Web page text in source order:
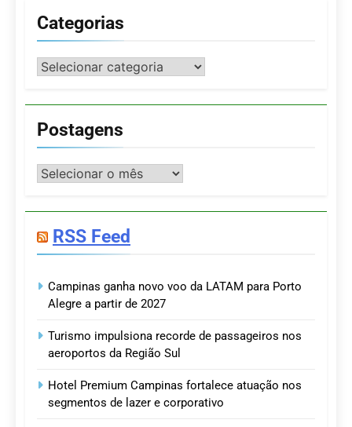
Categorias
Categorias
Postagens
Postagens
RSS Feed
Campinas ganha novo voo da LATAM para Porto
Alegre a partir de 2027
Turismo impulsiona recorde de passageiros nos
aeroportos da Região Sul
Hotel Premium Campinas fortalece atuação nos
segmentos de lazer e corporativo